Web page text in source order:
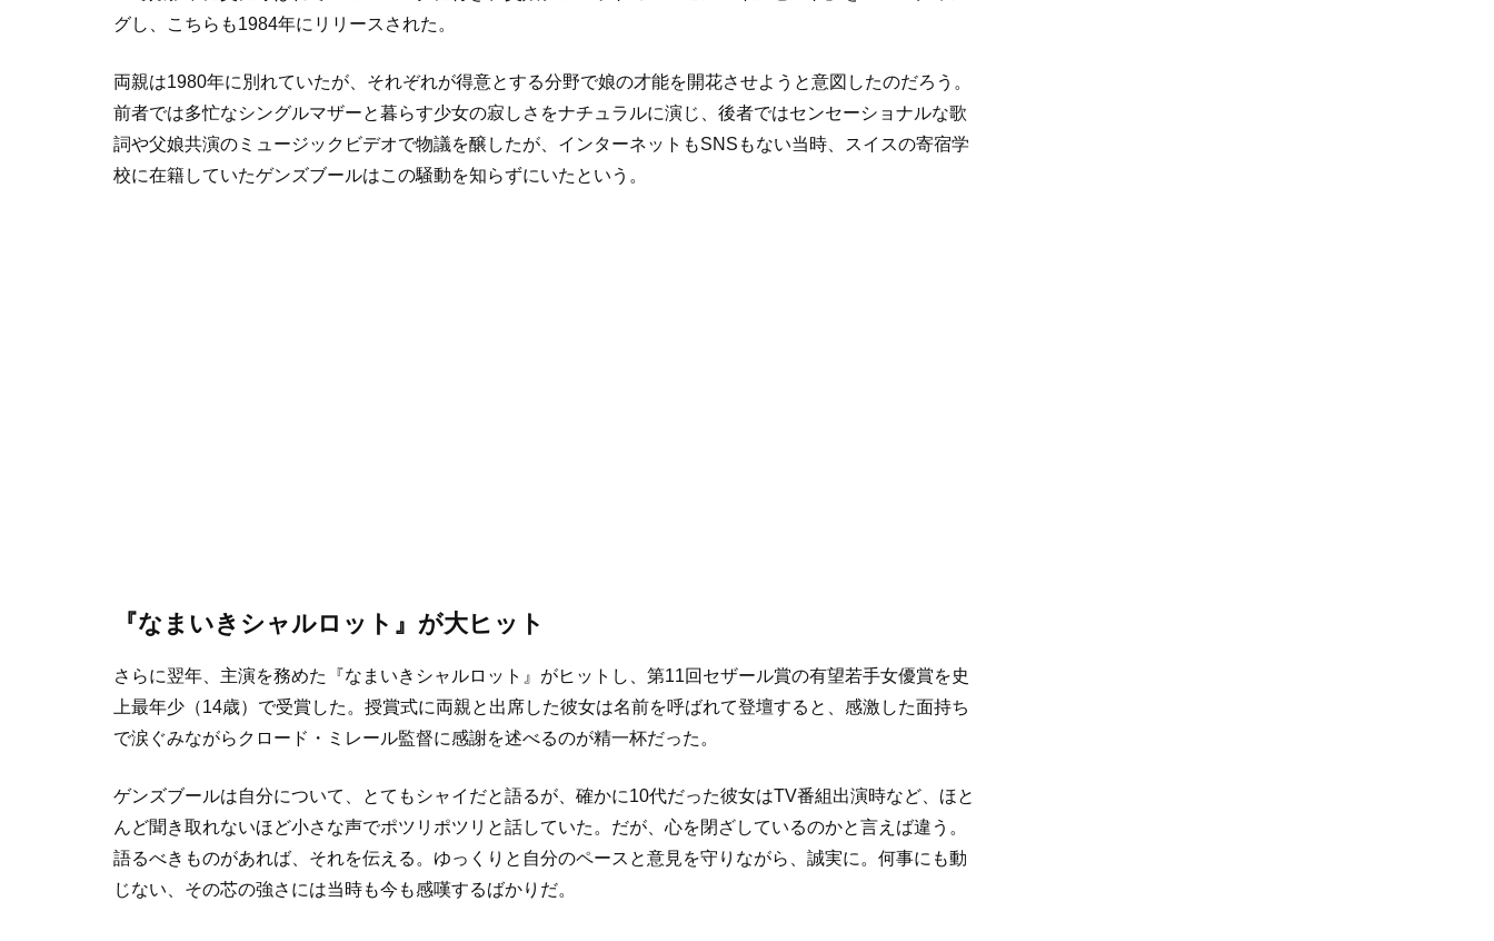
グし、こちらも1984年にリリースされた。
両親は1980年に別れていたが、それぞれが得意とする分野で娘の才能を開花させようと意図したのだろう。
前者では多忙なシングルマザーと暮らす少女の寂しさをナチュラルに演じ、後者ではセンセーショナルな歌
詞や父娘共演のミュージックビデオで物議を醸したが、インターネットもSNSもない当時、スイスの寄宿学
校に在籍していたゲンズブールはこの騒動を知らずにいたという。
『なまいきシャルロット』が大ヒット
さらに翌年、主演を務めた『なまいきシャルロット』がヒットし、第11回セザール賞の有望若手女優賞を史
上最年少（14歳）で受賞した。授賞式に両親と出席した彼女は名前を呼ばれて登壇すると、感激した面持ち
で涙ぐみながらクロード・ミレール監督に感謝を述べるのが精一杯だった。
ゲンズブールは自分について、とてもシャイだと語るが、確かに10代だった彼女はTV番組出演時など、ほと
んど聞き取れないほど小さな声でポツリポツリと話していた。だが、心を閉ざしているのかと言えば違う。
語るべきものがあれば、それを伝える。ゆっくりと自分のペースと意見を守りながら、誠実に。何事にも動
じない、その芯の強さには当時も今も感嘆するばかりだ。